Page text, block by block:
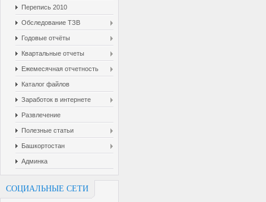
Перепись 2010
Обследование ТЗВ
Годовые отчёты
Квартальные отчеты
Ежемесячная отчетность
Каталог файлов
Заработок в интернете
Развлечение
Полезные статьи
Башкортостан
Админка
СОЦИАЛЬНЫЕ СЕТИ